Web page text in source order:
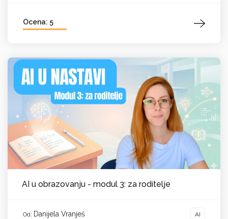
Ocena: 5
AI u obrazovanju - modul 3: za roditelje
Od: Danijela Vranješ AI